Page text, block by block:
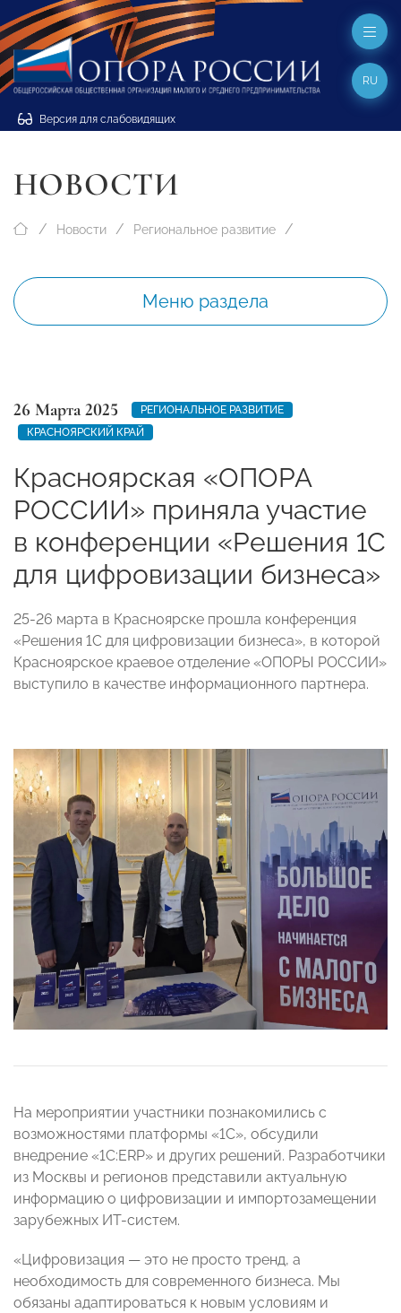
Версия для слабовидящих
RU
НОВОСТИ
Новости Региональное развитие
Меню раздела
26 Марта 2025
РЕГИОНАЛЬНОЕ РАЗВИТИЕ
КРАСНОЯРСКИЙ КРАЙ
Красноярская «ОПОРА
РОССИИ» приняла участие
в конференции «Решения 1С
для цифровизации бизнеса»
25-26 марта в Красноярске прошла конференция
«Решения 1С для цифровизации бизнеса», в которой
Красноярское краевое отделение «ОПОРЫ РОССИИ»
выступило в качестве информационного партнера.
На мероприятии участники познакомились с
возможностями платформы «1С», обсудили
внедрение «1С:ERP» и других решений. Разработчики
из Москвы и регионов представили актуальную
информацию о цифровизации и импортозамещении
зарубежных ИТ-систем.
«Цифровизация — это не просто тренд, а
необходимость для современного бизнеса. Мы
обязаны адаптироваться к новым условиям и